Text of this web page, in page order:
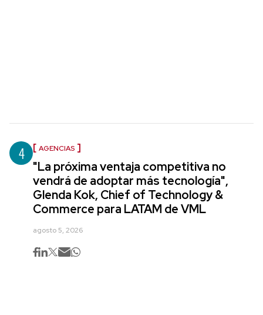
4 AGENCIAS
"La próxima ventaja competitiva no
vendrá de adoptar más tecnología",
Glenda Kok, Chief of Technology &
Commerce para LATAM de VML
agosto 5, 2026